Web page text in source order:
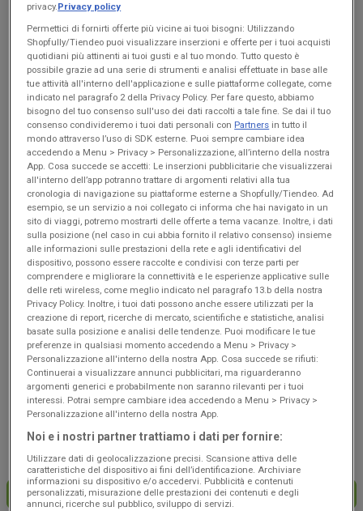
NUOVO
Famila Market
Buon Ferragosto
Scade il 19/08 Falerone
Max Supermercati
Buon Ferragosto
Scade il 19/08 Falerone
NUOVO
Coop
Risparmio
NUOVO
Coop
Convenienza
CARICA ALTRE OFFERTE
privacy.Privacy policy
Permettici di fornirti offerte più vicine ai tuoi bisogni: Utilizzando
Shopfully/Tiendeo puoi visualizzare inserzioni e offerte per i tuoi acquisti
quotidiani più attinenti ai tuoi gusti e al tuo mondo. Tutto questo è
possibile grazie ad una serie di strumenti e analisi effettuate in base alle
tue attività all'interno dell'applicazione e sulle piattaforme collegate, come
indicato nel paragrafo 2 della Privacy Policy. Per fare questo, abbiamo
bisogno del tuo consenso sull'uso dei dati raccolti a tale fine. Se dai il tuo
consenso condivideremo i tuoi dati personali con Partners in tutto il
mondo attraverso l’uso di SDK esterne. Puoi sempre cambiare idea
accedendo a Menu > Privacy > Personalizzazione, all’interno della nostra
App. Cosa succede se accetti: Le inserzioni pubblicitarie che visualizzerai
all'interno dell’app potranno trattare di argomenti relativi alla tua
cronologia di navigazione su piattaforme esterne a Shopfully/Tiendeo. Ad
esempio, se un servizio a noi collegato ci informa che hai navigato in un
sito di viaggi, potremo mostrarti delle offerte a tema vacanze. Inoltre, i dati
sulla posizione (nel caso in cui abbia fornito il relativo consenso) insieme
alle informazioni sulle prestazioni della rete e agli identificativi del
dispositivo, possono essere raccolte e condivisi con terze parti per
comprendere e migliorare la connettività e le esperienze applicative sulle
delle reti wireless, come meglio indicato nel paragrafo 13.b della nostra
Privacy Policy. Inoltre, i tuoi dati possono anche essere utilizzati per la
creazione di report, ricerche di mercato, scientifiche e statistiche, analisi
basate sulla posizione e analisi delle tendenze. Puoi modificare le tue
preferenze in qualsiasi momento accedendo a Menu > Privacy >
Personalizzazione all'interno della nostra App. Cosa succede se rifiuti:
Continuerai a visualizzare annunci pubblicitari, ma riguarderanno
argomenti generici e probabilmente non saranno rilevanti per i tuoi
interessi. Potrai sempre cambiare idea accedendo a Menu > Privacy >
Personalizzazione all'interno della nostra App.
Noi e i nostri partner trattiamo i dati per fornire:
Utilizzare dati di geolocalizzazione precisi. Scansione attiva delle
caratteristiche del dispositivo ai fini dell’identificazione. Archiviare
informazioni su dispositivo e/o accedervi. Pubblicità e contenuti
personalizzati, misurazione delle prestazioni dei contenuti e degli
annunci, ricerche sul pubblico, sviluppo di servizi.